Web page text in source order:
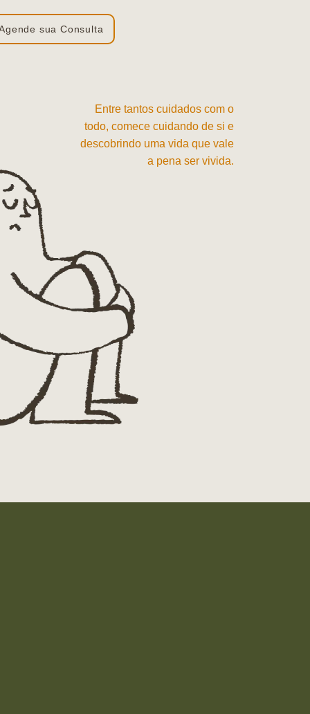
sua Consulta
Entre tantos cuidados com o
todo, comece cuidando de si e
descobrindo uma vida que vale
a pena ser vivida.